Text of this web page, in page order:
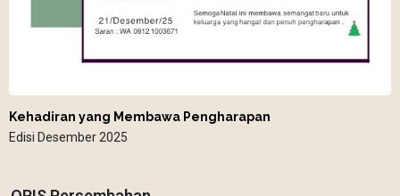
Kehadiran yang Membawa Pengharapan
Edisi Desember 2025